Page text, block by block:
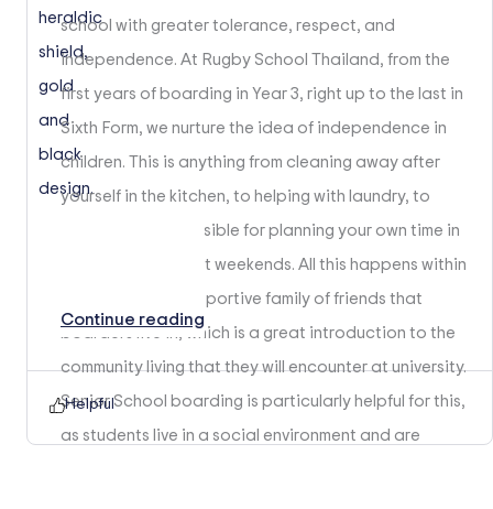
school with greater tolerance, respect, and
independence. At Rugby School Thailand, from the
first years of boarding in Year 3, right up to the last in
Sixth Form, we nurture the idea of independence in
children. This is anything from cleaning away after
yourself in the kitchen, to helping with laundry, to
being more responsible for planning your own time in
the evenings and at weekends. All this happens within
the unique and supportive family of friends that
boarders live in, which is a great introduction to the
community living that they will encounter at university.
Senior School boarding is particularly helpful for this,
as students live in a social environment and are
Continue reading
Helpful